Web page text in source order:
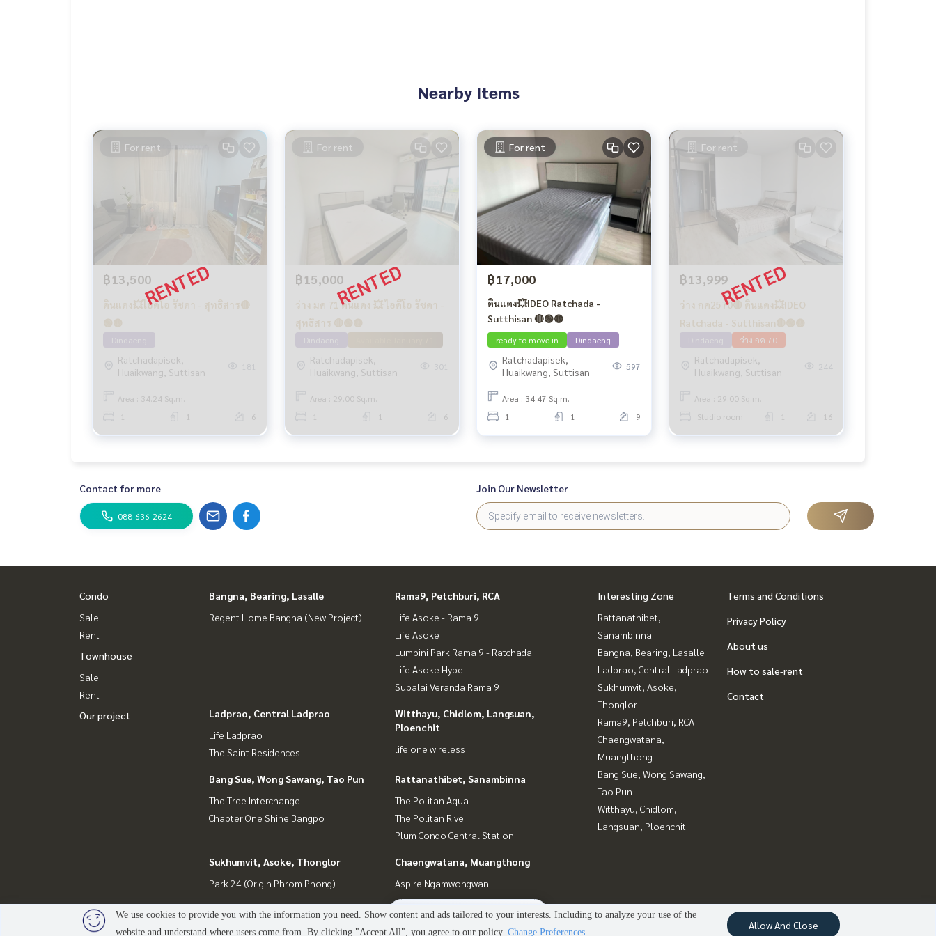
Nearby Items
For rent
฿13,500
ดินแดง💥ไอดีโอ รัชดา - สุทธิสาร🔴
🟢🟡
Ratchadapisek,
Huaikwang, Suttisan
181
Area : 34.24 Sq.m.
1
1 6
For rent
฿15,000
ว่าง มค 71 ดินแดง 💥 ไอดีโอ รัชดา -
สุทธิสาร 🔴🟢🟡
Ratchadapisek,
Huaikwang, Suttisan
301
Area : 29.00 Sq.m.
1
1 6
For rent
฿17,000
ดินแดง💥IDEO Ratchada -
Sutthisan 🔴🟢🟡
ready to move in Dindaeng
Ratchadapisek,
Huaikwang, Suttisan
597
Area : 34.47 Sq.m.
1
1 9
For rent
฿13,999
ว่าง กค2570🔴 ดินแดง💥IDEO
Ratchada - Sutthisan🔴🟢🟡
ว่าง กค 70
Ratchadapisek,
Huaikwang, Suttisan
244
Area : 29.00 Sq.m.
Studio room
1 16
2people are viewing
Contact for more
088-636-2624
Join Our Newsletter
Condo
Sale
Rent
Townhouse
Sale
Rent
Our project
Bangna, Bearing, Lasalle
Regent Home Bangna (New Project)
Rama9, Petchburi, RCA
Life Asoke - Rama 9
Life Asoke
Lumpini Park Rama 9 - Ratchada
Life Asoke Hype
Supalai Veranda Rama 9
Ladprao, Central Ladprao
Life Ladprao
The Saint Residences
Witthayu, Chidlom, Langsuan,
Ploenchit
life one wireless
Bang Sue, Wong Sawang, Tao Pun
The Tree Interchange
Chapter One Shine Bangpo
Rattanathibet, Sanambinna
The Politan Aqua
The Politan Rive
Plum Condo Central Station
Sukhumvit, Asoke, Thonglor
Park 24 (Origin Phrom Phong)
Chaengwatana, Muangthong
Aspire Ngamwongwan
Interesting Zone
Rattanathibet,
Sanambinna
Bangna, Bearing, Lasalle
Ladprao, Central Ladprao
Sukhumvit, Asoke,
Thonglor
Rama9, Petchburi, RCA
Chaengwatana,
Muangthong
Bang Sue, Wong Sawang,
Tao Pun
Witthayu, Chidlom,
Langsuan, Ploenchit
Terms and Conditions
Privacy Policy
About us
How to sale-rent
Contact
Power by Livinginsider.com
We use cookies to provide you with the information you need. Show content and ads tailored to your interests. Including to analyze your use of the
website and understand where users come from. By clicking "Accept All", you agree to our policy. Change Preferences
Allow And Close